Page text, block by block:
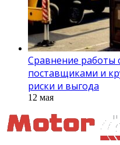
Сравнение
поставщиками и
риски и выгода
12 мая